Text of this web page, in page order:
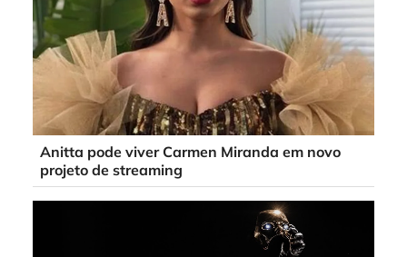
Anitta pode viver Carmen Miranda em novo
projeto de streaming